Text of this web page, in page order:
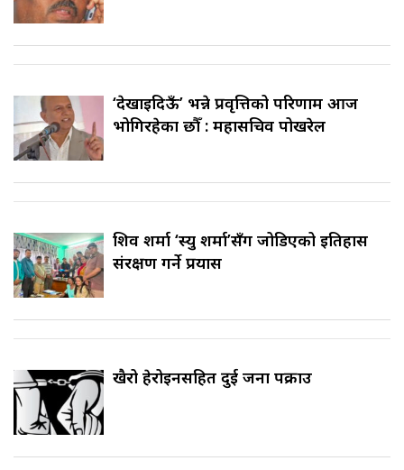
‘देखाइदिऊँ’ भन्ने प्रवृत्तिको परिणाम आज
भोगिरहेका छौँ : महासचिव पोखरेल
शिव शर्मा ‘स्यु शर्मा’सँग जोडिएको इतिहास
संरक्षण गर्ने प्रयास
खैरो हेरोइनसहित दुई जना पक्राउ